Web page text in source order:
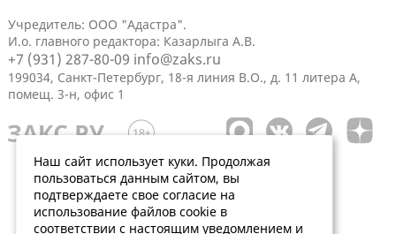
Учредитель: ООО "Адастра".
И.о. главного редактора: Казарлыга А.В.
+7 (931) 287-80-09 info@zaks.ru
199034, Санкт-Петербург, 18-я линия В.О., д. 11 литера А,
помещ. 3-н, офис 1
Наш сайт использует куки. Продолжая
пользоваться данным сайтом, вы
подтверждаете свое согласие на
использование файлов cookie в
соответствии с настоящим уведомлением и